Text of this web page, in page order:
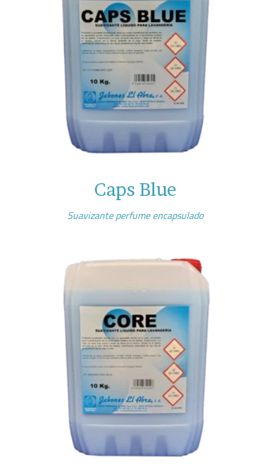
Caps Blue
Suavizante perfume encapsulado